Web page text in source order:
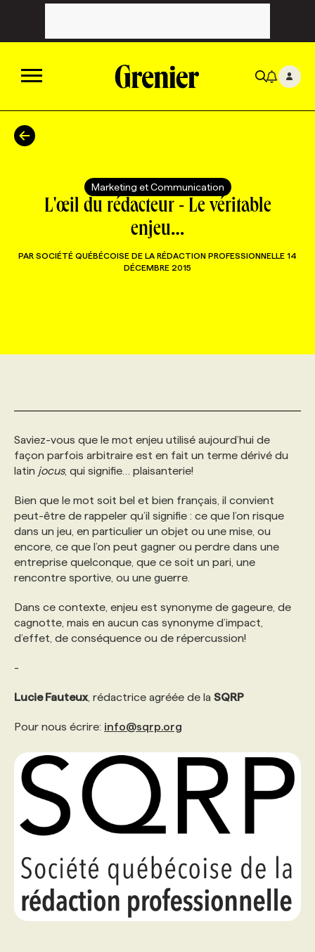
ACTUALITÉS
CATÉGORIES
TOUTES LES CATÉGORIES
CAMPAGNES ET CRÉATIVITÉ
NOUVEAUX MANDATS
INITIATIVES NUMÉRIQUES
TENDANCES
TOUTES LES CHRONIQUES
MARKETING ET COMMUNICATION
MARKETING DURABLE
ÉVÉNEMENTIEL
NOS AUTEUR‧RICES
FORFAITS ABONNEMENT
VOIR TOUTES LES PARUTIONS
INFOLETTRE EN BREF
BULLETIN RECRUTEMENT
ANNONCEZ AVEC NOUS
AFFICHEZ UN POSTE / TARIFS
PROFIL ENTREPRISE
ANNONCEZ AVEC NOUS
CANDIDAT
PROFIL CANDIDAT
NOS CONFÉRENCES
ANNONCEZ AVEC NOUS
FORMATIONS
NOS PARCOURS DE FORMATIONS
NOS FORMATEUR‧RICES
POURQUOI CHOISIR NOS FORMATIONS
NOS TARIFS
ANNONCEZ AVEC NOUS
SERVICE DE CHASSE DE TÊTE
NOS EXPERTISES
FAQ
ANNONCEZ AVEC NOUS
Marketing et Communication
L'œil du rédacteur - Le véritable
enjeu…
PAR SOCIÉTÉ QUÉBÉCOISE DE LA RÉDACTION PROFESSIONNELLE 14
DÉCEMBRE 2015
Saviez-vous que le mot enjeu utilisé aujourd’hui de
façon parfois arbitraire est en fait un terme dérivé du
latin jocus, qui signifie… plaisanterie!
Bien que le mot soit bel et bien français, il convient
peut-être de rappeler qu’il signifie : ce que l’on risque
dans un jeu, en particulier un objet ou une mise, ou
encore, ce que l’on peut gagner ou perdre dans une
entreprise quelconque, que ce soit un pari, une
rencontre sportive, ou une guerre.
Dans ce contexte, enjeu est synonyme de gageure, de
cagnotte, mais en aucun cas synonyme d’impact,
d’effet, de conséquence ou de répercussion!
-
Lucie Fauteux , rédactrice agréée de la SQRP
Pour nous écrire: info@sqrp.org